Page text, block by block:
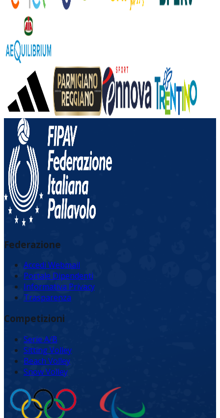
Federazione
Accedi Webmail
Portale Dipendenti
Informativa Privacy
Trasparenza
Competizioni
Serie A/B
Sitting Volley
Beach Volley
Snow Volley